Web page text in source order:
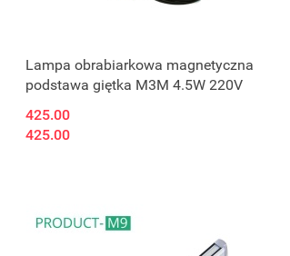
Lampa obrabiarkowa magnetyczna
podstawa giętka M3M 4.5W 220V
425.00
425.00